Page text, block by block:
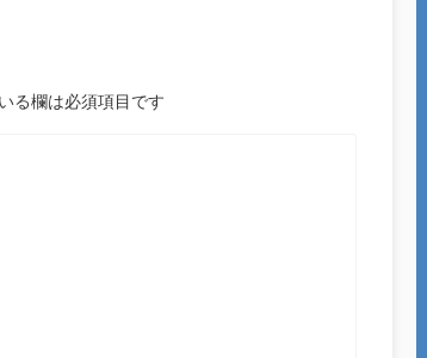
る欄は必須項目です